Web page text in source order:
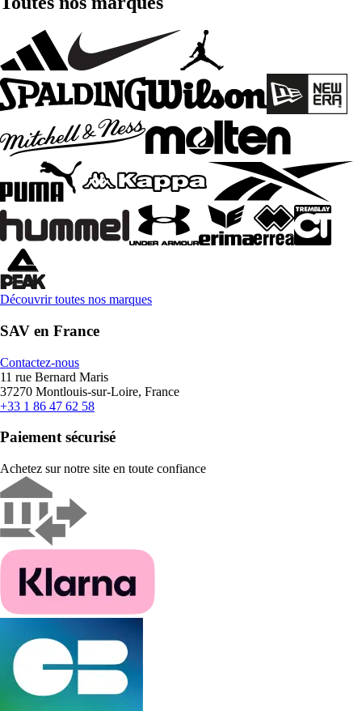
Découvrir toutes nos marques
SAV en France
Contactez-nous
11 rue Bernard Maris
37270 Montlouis-sur-Loire, France
+33 1 86 47 62 58
Paiement sécurisé
Achetez sur notre site en toute confiance